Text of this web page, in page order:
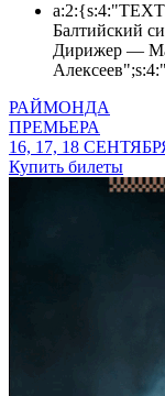
Балтийский
Дирижер —
РАЙМОНДА
ПРЕМЬЕРА
16, 17, 18
Купить билеты